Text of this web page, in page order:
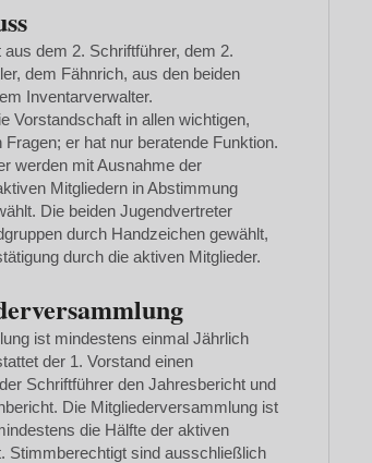
dem 2. Schriftführer, dem 2.
dem Fähnrich, aus den beiden
Inventarverwalter.
Vorstandschaft in allen wichtigen,
Fragen; er hat nur beratende Funktion.
werden mit Ausnahme der
Mitgliedern in Abstimmung
Die beiden Jugendvertreter
durch Handzeichen gewählt,
durch die aktiven Mitglieder.
ist mindestens einmal Jährlich
der 1. Vorstand einen
Schriftführer den Jahresbericht und
Die Mitgliederversammlung ist
die Hälfte der aktiven
Stimmberechtigt sind ausschließlich